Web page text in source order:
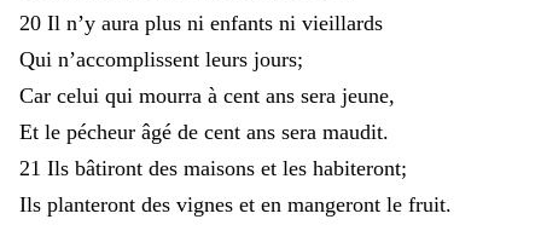
20 Il n’y aura plus ni enfants ni vieillards
Qui n’accomplissent leurs jours;
Car celui qui mourra à cent ans sera jeune,
Et le pécheur âgé de cent ans sera maudit.
21 Ils bâtiront des maisons et les habiteront;
Ils planteront des vignes et en mangeront le fruit.